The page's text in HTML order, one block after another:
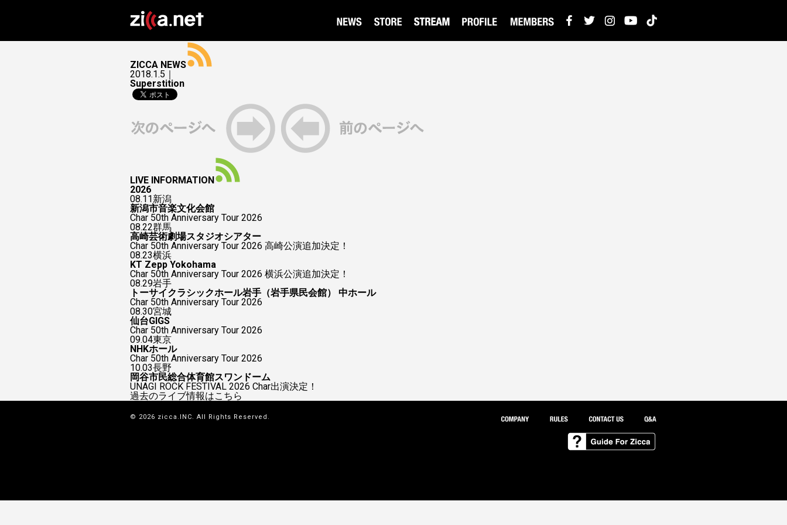
ZICCA NEWS
2018.1.5｜
Superstition
LIVE INFORMATION
2026
08.11新潟
新潟市音楽文化会館
Char 50th Anniversary Tour 2026
08.22群馬
高崎芸術劇場スタジオシアター
Char 50th Anniversary Tour 2026 高崎公演追加決定！
08.23横浜
KT Zepp Yokohama
Char 50th Anniversary Tour 2026 横浜公演追加決定！
08.29岩手
トーサイクラシックホール岩手（岩手県民会館） 中ホール
Char 50th Anniversary Tour 2026
08.30宮城
仙台GIGS
Char 50th Anniversary Tour 2026
09.04東京
NHKホール
Char 50th Anniversary Tour 2026
10.03長野
岡谷市民総合体育館スワンドーム
UNAGI ROCK FESTIVAL 2026 Char出演決定！
過去のライブ情報はこちら
© 2026 zicca.INC. All Rights Reserved.